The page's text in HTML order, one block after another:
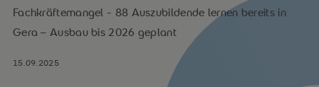
Fachkräftemangel - 88 Auszubildende lernen bereits in
Gera – Ausbau bis 2026 geplant
15.09.2025